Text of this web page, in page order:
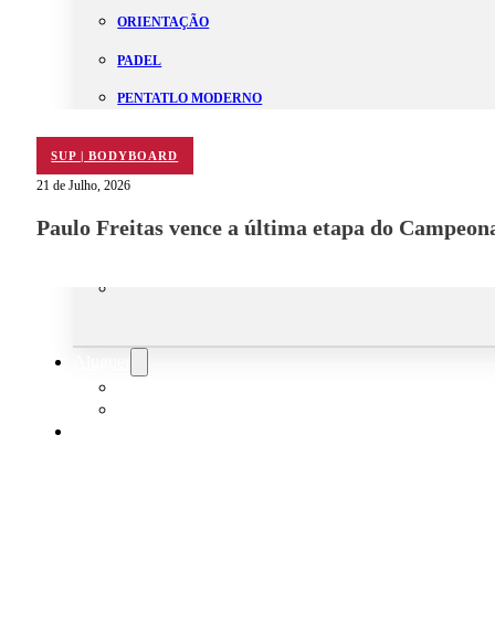
ORIENTAÇÃO
PADEL
PENTATLO MODERNO
SUP | BODYBOARD
TÉNIS
SUP | BODYBOARD
21 de Julho, 2026
Paulo Freitas vence a última etapa do